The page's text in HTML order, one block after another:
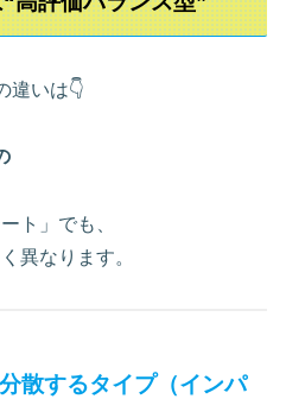
違いは👇
ト」でも、
異なります。
散するタイプ（インパ